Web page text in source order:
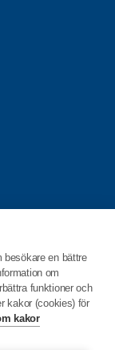
besökare en bättre
om
funktioner och
kakor (cookies) för
kakor